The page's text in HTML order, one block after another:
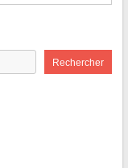
Rechercher